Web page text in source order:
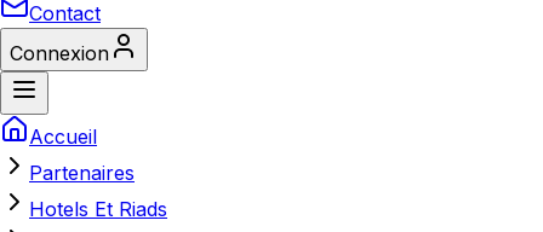
Contact
Connexion
Accueil
Partenaires
Hotels Et Riads